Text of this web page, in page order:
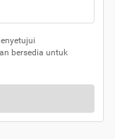
bersedia untuk